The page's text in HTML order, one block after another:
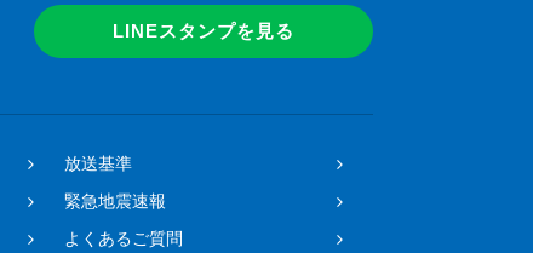
LINEスタンプを見る
放送基準
緊急地震速報
よくあるご質問